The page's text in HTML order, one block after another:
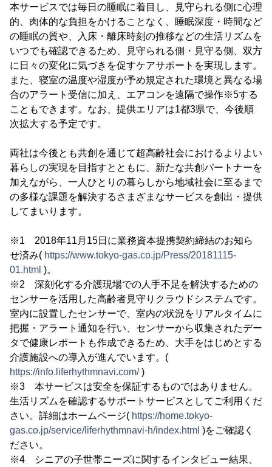
本サービスでは毎日の睡眠に着目し、見守られる側に心理
的、肉体的な負担をかけることなく、睡眠深度・時間など
の睡眠の質や、入床・離床時刻の推移などの生活リズムを
いつでも確認できるため、見守られる側・見守る側、双方
に日々の変化に気づきを促すケアサポートを実現します。
また、寝室の温度や湿度が予め規定された環境と異なる場
合のアラート受信に加え、エアコンを遠隔で操作※5する
こともできます。なお、提供エリアは1都3県で、今後順
次拡大する予定です。
両社は今後とも共創を通じて超高齢社会におけるよりよい
暮らしの実現を目指すとともに、新たな共創パートナーを
加えながら、一人ひとりの暮らしから地域社会に至るまで
の多様な課題を解決するさまざまなサービスを創出・提供
してまいります。
※1 2018年11月15日に業務資本提携契約締結のお知ら
せ済み( https://www.tokyo-gas.co.jp/Press/20181115-
01.html )。
※2 深刻化する介護現場での人手不足を解決するための
センサーを活用した高齢者見守りクラウドシステムです。
室内に設置したセンサーで、室内の状況をリアルタイムに
把握・アラート通知を行い、センサーから収集されたデー
タで健康レポートも作成できるため、大手をはじめとする
介護施設への導入が進んでいます。(
https://info.liferhythmnavi.com/)
※3 本サービスは安全を保証するものではありません。
生活リズムを確認するサポートサービスとしてご利用くだ
さい。詳細はホームページ( https://home.tokyo-
gas.co.jp/service/liferhythmnavi-h/index.html )をご確認く
ださい。
※4 シニアの子世帯ニーズに関するインタビュー結果、